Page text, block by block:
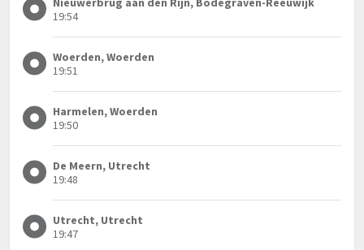
19:54
Woerden, Woerden
19:51
Harmelen, Woerden
19:50
De Meern, Utrecht
19:48
Utrecht, Utrecht
19:47